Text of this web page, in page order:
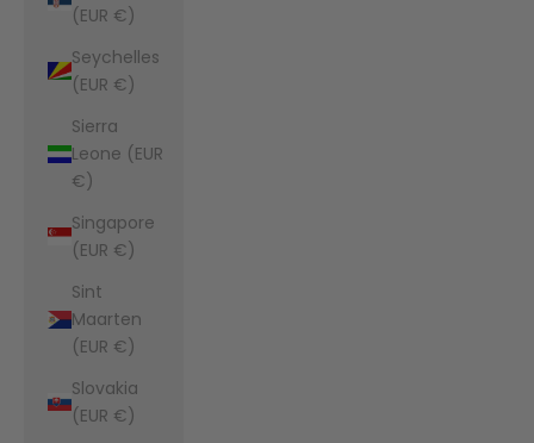
(EUR €)
Seychelles
(EUR €)
Sierra
Leone (EUR
€)
Singapore
(EUR €)
Sint
Maarten
(EUR €)
Slovakia
(EUR €)